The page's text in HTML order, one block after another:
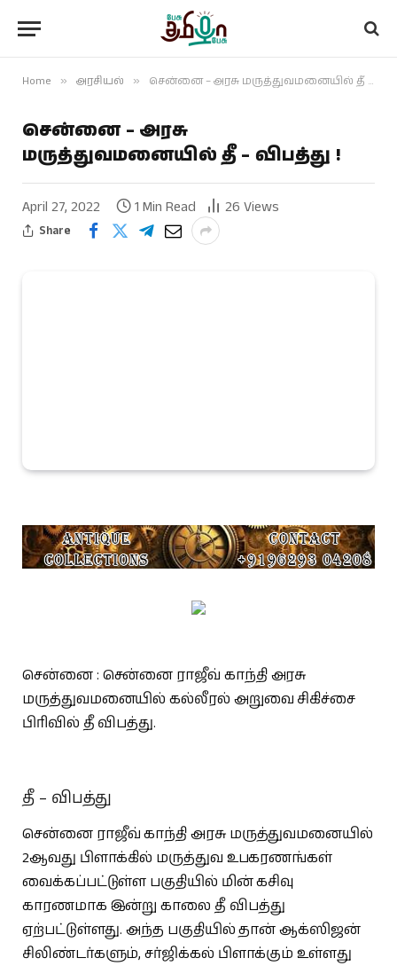
Home » அரசியல் » சென்னை – அரசு மருத்துவமனையில் தீ – விபத்து !
சென்னை – அரசு
மருத்துவமனையில் தீ – விபத்து !
April 27, 2022 1 Min Read 26 Views
Share
சென்னை : சென்னை ராஜீவ் காந்தி அரசு
மருத்துவமனையில் கல்லீரல் அறுவை சிகிச்சை
பிரிவில் தீ விபத்து.
தீ – விபத்து
சென்னை ராஜீவ் காந்தி அரசு மருத்துவமனையில்
2ஆவது பிளாக்கில் மருத்துவ உபகரணங்கள்
வைக்கப்பட்டுள்ள பகுதியில் மின் கசிவு
காரணமாக இன்று காலை தீ விபத்து
ஏற்பட்டுள்ளது. அந்த பகுதியில் தான் ஆக்ஸிஜன்
சிலிண்டர்களும், சர்ஜிக்கல் பிளாக்கும் உள்ளது